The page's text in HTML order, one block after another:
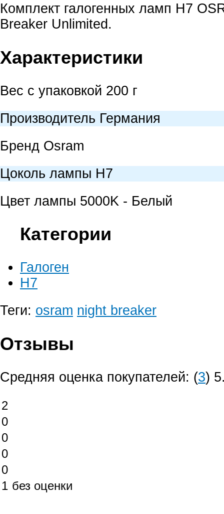
Комплект галогенных ламп H7
Breaker Unlimited.
Характеристики
Вес с упаковкой 200 г
Производитель Германия
Бренд Osram
Цоколь лампы H7
Цвет лампы 5000K - Белый
Категории
Галоген
H7
Теги: osram night breaker
Отзывы
Средняя оценка покупателей: (3)
2
0
0
0
0
1 без оценки